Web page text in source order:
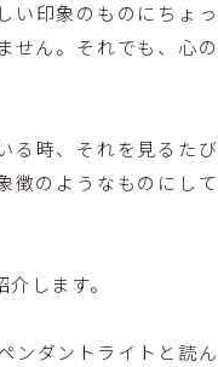
い印象のものにちょっ
せん。それでも、心の
る時、それを見るたび
徴のようなものにして
します。
ンダントライトと読ん